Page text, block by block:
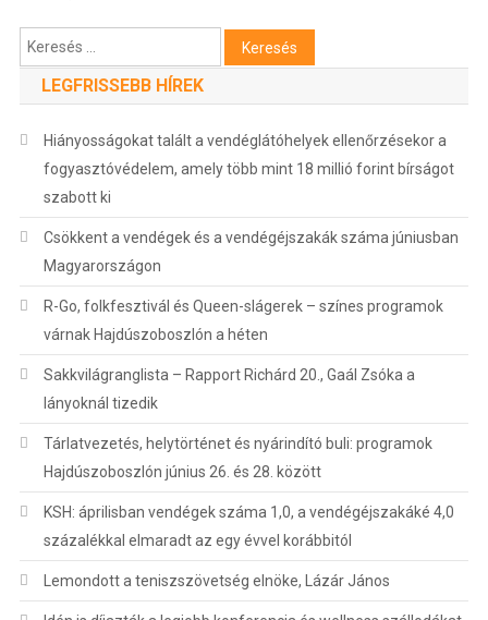
Keresés:
LEGFRISSEBB HÍREK
Hiányosságokat talált a vendéglátóhelyek ellenőrzésekor a
fogyasztóvédelem, amely több mint 18 millió forint bírságot
szabott ki
Csökkent a vendégek és a vendégéjszakák száma júniusban
Magyarországon
R-Go, folkfesztivál és Queen-slágerek – színes programok
várnak Hajdúszoboszlón a héten
Sakkvilágranglista – Rapport Richárd 20., Gaál Zsóka a
lányoknál tizedik
Tárlatvezetés, helytörténet és nyárindító buli: programok
Hajdúszoboszlón június 26. és 28. között
KSH: áprilisban vendégek száma 1,0, a vendégéjszakáké 4,0
százalékkal elmaradt az egy évvel korábbitól
Lemondott a teniszszövetség elnöke, Lázár János